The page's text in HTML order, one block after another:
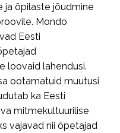
ja õpilaste jõudmine
Mondo
Eesti
loovaid lahendusi.
ootamatuid muutusi
ka Eesti
mitmekultuurilise
vajavad nii õpetajad